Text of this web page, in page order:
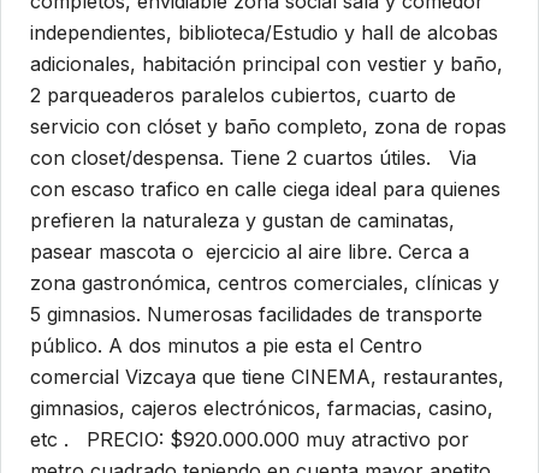
independientes, biblioteca/Estudio y hall de alcobas
adicionales, habitación principal con vestier y baño,
2 parqueaderos paralelos cubiertos, cuarto de
servicio con clóset y baño completo, zona de ropas
con closet/despensa. Tiene 2 cuartos útiles. Via
con escaso trafico en calle ciega ideal para quienes
prefieren la naturaleza y gustan de caminatas,
pasear mascota o ejercicio al aire libre. Cerca a
zona gastronómica, centros comerciales, clínicas y
5 gimnasios. Numerosas facilidades de transporte
público. A dos minutos a pie esta el Centro
comercial Vizcaya que tiene CINEMA, restaurantes,
gimnasios, cajeros electrónicos, farmacias, casino,
etc . PRECIO: $920.000.000 muy atractivo por